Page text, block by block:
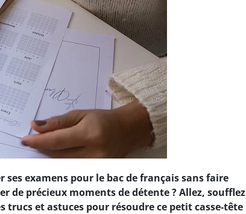
examens pour le bac de français sans faire
de précieux moments de détente ? Allez, soufflez
et astuces pour résoudre ce petit casse-tête